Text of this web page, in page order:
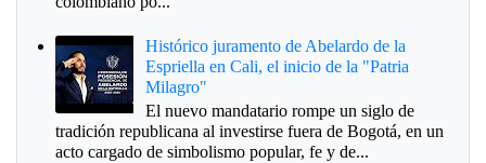
Histórico juramento de Abelardo de la
Espriella en Cali, el inicio de la "Patria
Milagro"
El nuevo mandatario rompe un siglo de
tradición republicana al investirse fuera de Bogotá, en un
acto cargado de simbolismo popular, fe y de...